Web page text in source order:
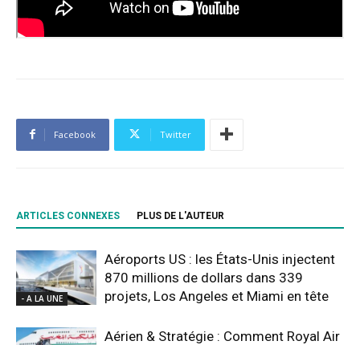
Facebook Twitter
ARTICLES CONNEXES PLUS DE L'AUTEUR
- A LA UNE
Aéroports US : les États-Unis injectent
870 millions de dollars dans 339
projets, Los Angeles et Miami en tête
Aérien & Stratégie : Comment Royal Air